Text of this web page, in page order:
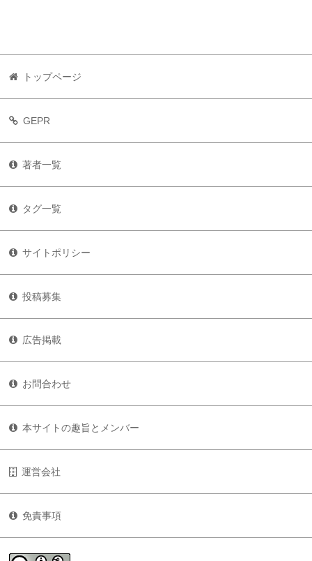
トップページ
GEPR
著者一覧
タグ一覧
サイトポリシー
投稿募集
広告掲載
お問合わせ
本サイトの趣旨とメンバー
運営会社
免責事項